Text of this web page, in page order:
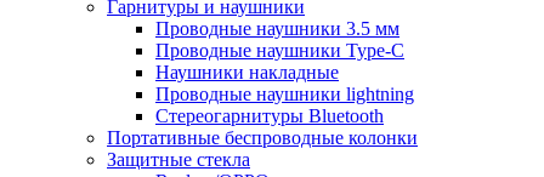
Гарнитуры и наушники
Проводные наушники 3.5 мм
Проводные наушники Type-C
Наушники накладные
Проводные наушники lightning
Стереогарнитуры Bluetooth
Портативные беспроводные колонки
Защитные стекла